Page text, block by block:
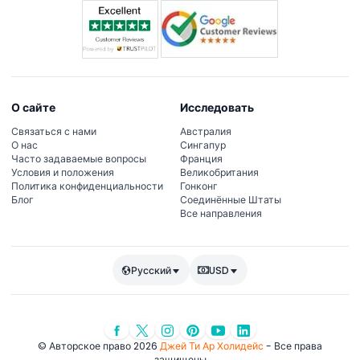
О сайте
Связаться с нами
О нас
Часто задаваемые вопросы
Условия и положения
Политика конфиденциальности
Блог
Исследовать
Австралия
Сингапур
Франция
Великобритания
Гонконг
Соединённые Штаты
Все направления
Русский USD
© Авторское право 2026 Джей Ти Ар Холидейс- Все права